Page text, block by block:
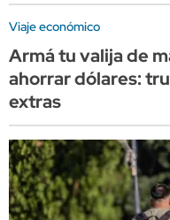
Viaje económico
Armá tu valija de
ahorrar dólares:
extras